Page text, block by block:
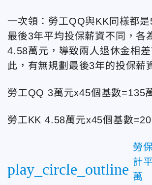
一次領：勞工QQ與KK同樣都
最後3年平均投保薪資不同，各
4.58萬元，導致兩人退休金相
此，有無規劃最後3年的投保薪
勞工QQ 3萬元x45個基數=135
勞工KK 4.58萬元x45個基數
play_circle_outline
勞
計
萬